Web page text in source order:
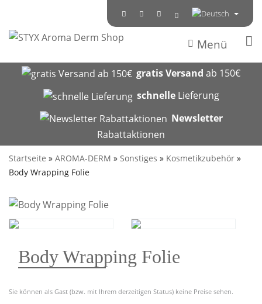
Menü
gratis Versand ab 150€
schnelleLieferung
Newsletter
Rabattaktionen
Startseite » AROMA-DERM » Sonstiges » Kosmetikzubehör »
Body Wrapping Folie
Body Wrapping Folie
Sie können als Gast (bzw. mit Ihrem derzeitigen Status) keine Preise sehen.